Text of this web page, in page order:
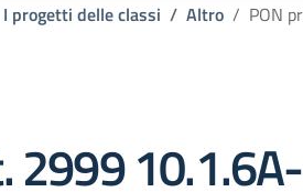
I progetti delle classi Altro PON
2999 10.1.6A-